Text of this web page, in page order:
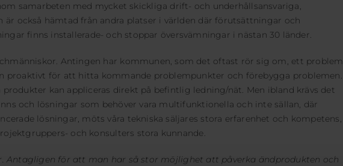
samarbeten med mycket skickliga drift- och underhållsansvariga,
också hämtad från andra platser i världen där förutsättningar och
finns installerade- och stoppar översvämningar i nästan 30 länder.
Antingen har kommunen, som det oftast rör sig om, ett problem
proaktivt för att hitta kommande problempunkter och förebygga problemen.
kan appliceras direkt på befintlig ledning/nät. Men ibland krävs det
och lösningar som behöver vara multifunktionella och inte sällan, där
lösningar, möts våra tekniska säljares stora erfarenhet och kompetens,
och konsulters stora kunnande.
Antagligen för att man har så stor möjlighet att påverka ändprodukten och